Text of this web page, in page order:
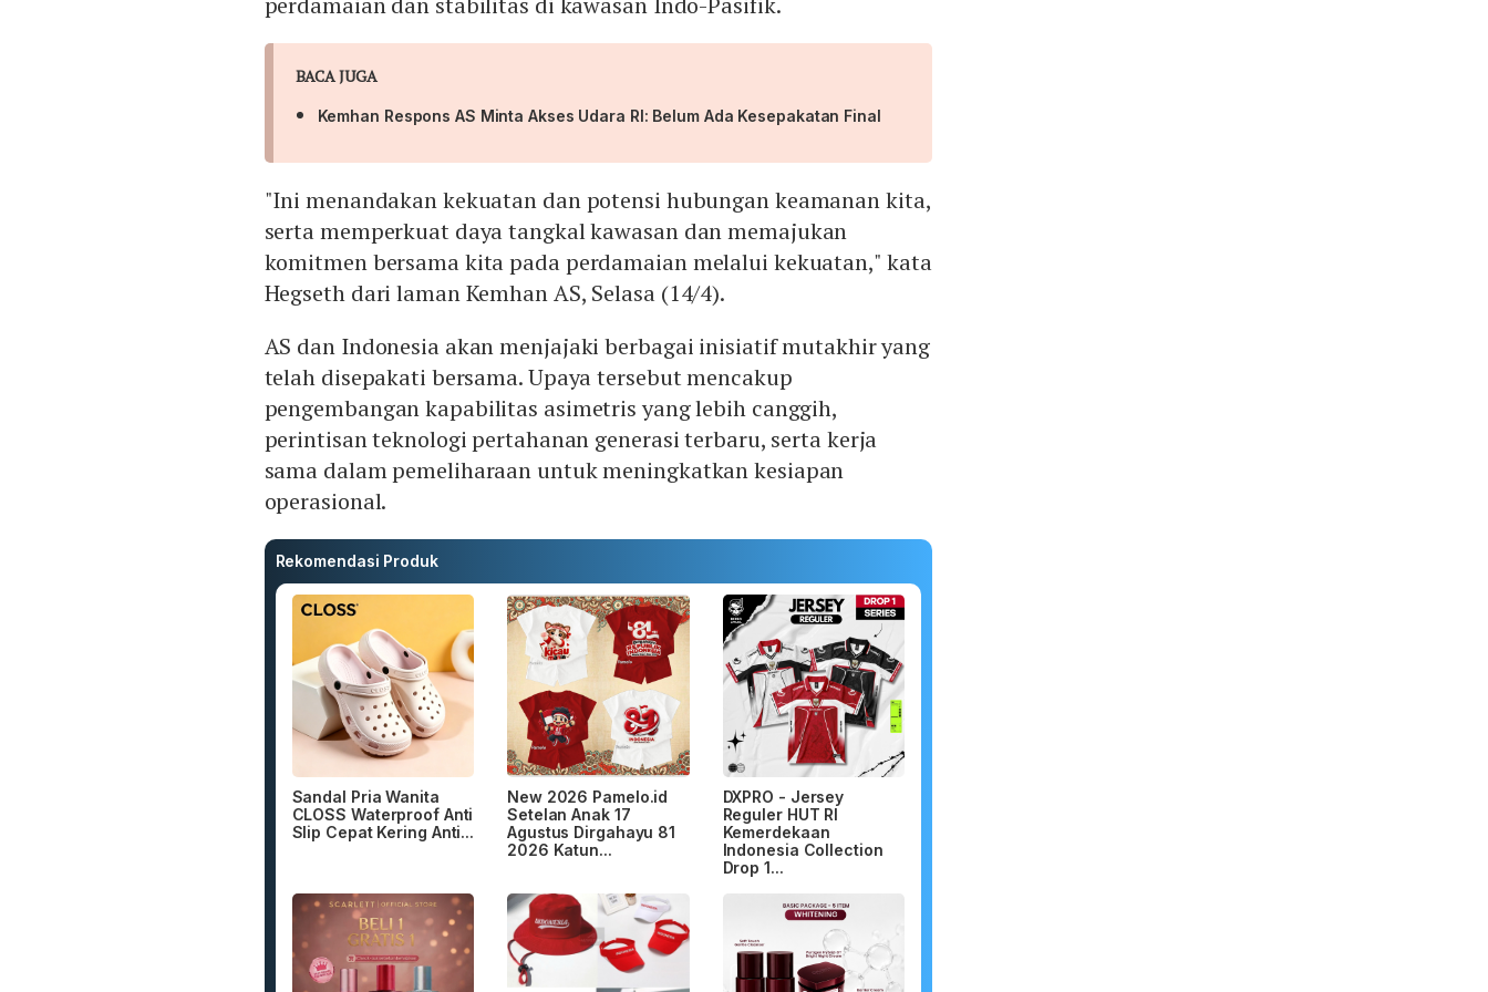
BACA JUGA
Kemhan Respons AS Minta Akses Udara RI: Belum Ada Kesepakatan Final
"Ini menandakan kekuatan dan potensi hubungan keamanan kita,
serta memperkuat daya tangkal kawasan dan memajukan
komitmen bersama kita pada perdamaian melalui kekuatan," kata
Hegseth dari laman Kemhan AS, Selasa (14/4).
AS dan Indonesia akan menjajaki berbagai inisiatif mutakhir yang
telah disepakati bersama. Upaya tersebut mencakup
pengembangan kapabilitas asimetris yang lebih canggih,
perintisan teknologi pertahanan generasi terbaru, serta kerja
sama dalam pemeliharaan untuk meningkatkan kesiapan
operasional.
Rekomendasi Produk
Sandal Pria Wanita
CLOSS Waterproof Anti
Slip Cepat Kering Anti...
New 2026 Pamelo.id
Setelan Anak 17
Agustus Dirgahayu 81
2026 Katun...
DXPRO - Jersey
Reguler HUT RI
Kemerdekaan
Indonesia Collection
Drop 1...